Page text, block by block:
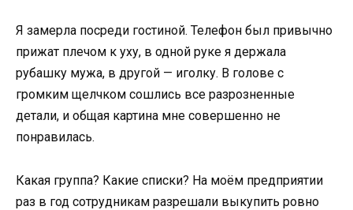
Я замерла посреди гостиной. Телефон был привычно
прижат плечом к уху, в одной руке я держала
рубашку мужа, в другой — иголку. В голове с
громким щелчком сошлись все разрозненные
детали, и общая картина мне совершенно не
понравилась.
Какая группа? Какие списки? На моём предприятии
раз в год сотрудникам разрешали выкупить ровно